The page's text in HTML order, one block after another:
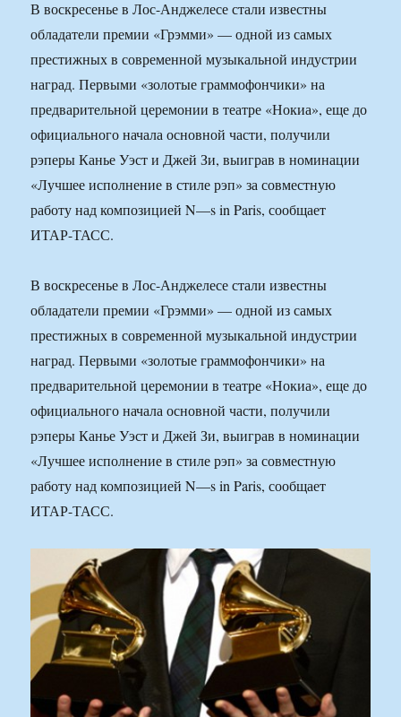
В воскресенье в Лос-Анджелесе стали известны
обладатели премии «Грэмми» — одной из самых
престижных в современной музыкальной индустрии
наград. Первыми «золотые граммофончики» на
предварительной церемонии в театре «Нокиа», еще до
официального начала основной части, получили
рэперы Канье Уэст и Джей Зи, выиграв в номинации
«Лучшее исполнение в стиле рэп» за совместную
работу над композицией N—s in Paris, сообщает
ИТАР-ТАСС.
В воскресенье в Лос-Анджелесе стали известны
обладатели премии «Грэмми» — одной из самых
престижных в современной музыкальной индустрии
наград. Первыми «золотые граммофончики» на
предварительной церемонии в театре «Нокиа», еще до
официального начала основной части, получили
рэперы Канье Уэст и Джей Зи, выиграв в номинации
«Лучшее исполнение в стиле рэп» за совместную
работу над композицией N—s in Paris, сообщает
ИТАР-ТАСС.